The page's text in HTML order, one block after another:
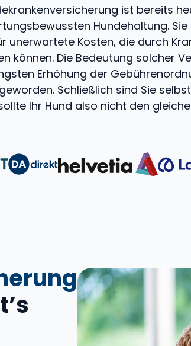
ist bereits
Hundehaltung.
unerwartete Kosten, die durch
können. Die Bedeutung solcher
Erhöhung der
Schließlich sind Sie
Ihr Hund also nicht den